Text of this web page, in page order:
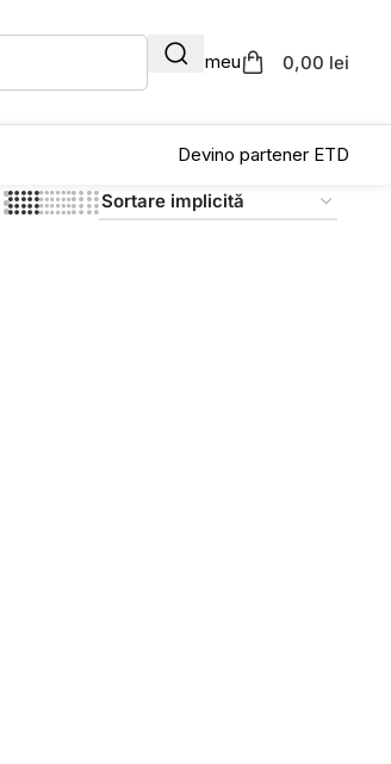
Contul meu 0,00 lei
Devino partener ETD